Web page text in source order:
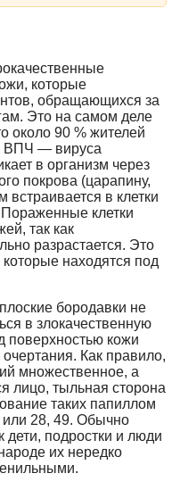
которые
обращающихся за
Это на самом деле
около 90 % жителей
ВПЧ — вируса
в организм через
покрова (царапину,
встраивается в клетки
клетки
так как
разрастается. Это
которые находятся под
бородавки не
в злокачественную
поверхностью кожи
Как правило,
множественное, а
лицо, тыльная сторона
таких папиллом
28, 49. Обычно
дети, подростки и люди
их нередко